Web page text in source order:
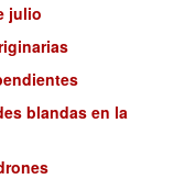
julio
blandas en la